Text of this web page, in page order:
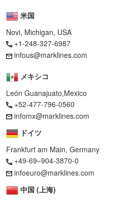
米国
Novi, Michigan, USA
+1-248-327-6987
infous@marklines.com
メキシコ
León Guanajuato,Mexico
+52-477-796-0560
infomx@marklines.com
ドイツ
Frankfurt am Main, Germany
+49-69–904-3870-0
infoeuro@marklines.com
中国 (上海)